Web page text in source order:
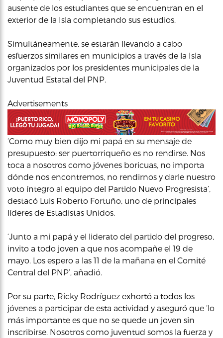
ausente de los estudiantes que se encuentran en el
exterior de la Isla completando sus estudios.
Simultáneamente, se estarán llevando a cabo
esfuerzos similares en municipios a través de la Isla
organizados por los presidentes municipales de la
Juventud Estatal del PNP.
Advertisements
‘Como muy bien dijo mi papá en su mensaje de
presupuesto: ser puertorriqueño es no rendirse. Nos
toca a nosotros como jóvenes boricuas, no importa
dónde nos encontremos, no rendirnos y darle nuestro
voto íntegro al equipo del Partido Nuevo Progresista’,
destacó Luis Roberto Fortuño, uno de principales
líderes de Estadistas Unidos.
‘Junto a mi papá y el liderato del partido del progreso,
invito a todo joven a que nos acompañe el 19 de
mayo. Los espero a las 11 de la mañana en el Comité
Central del PNP’, añadió.
Por su parte, Ricky Rodríguez exhortó a todos los
jóvenes a participar de esta actividad y aseguró que ‘lo
más importante es que no se quede un joven sin
inscribirse. Nosotros como juventud somos la fuerza y